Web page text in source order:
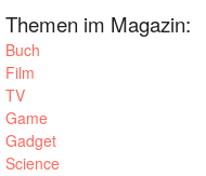
Themen im Magazin:
Buch
Film
TV
Game
Gadget
Science